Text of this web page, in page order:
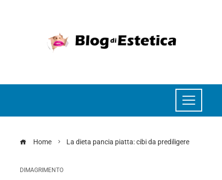
Home La dieta pancia piatta: cibi da prediligere
DIMAGRIMENTO